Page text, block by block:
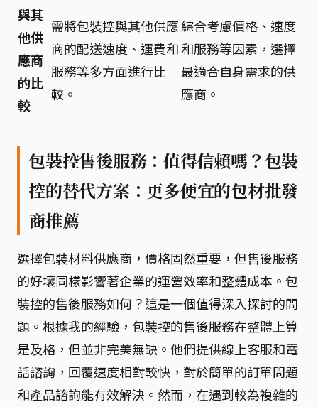
與其
他供
應商
的比
較
需將包裝控與其他供應
商的配送速度、運費和
服務等多方面進行比
較。
綜合考慮價格、速度
和服務等因素，選擇
最適合自身需求的供
應商。
包裝控售後服務：值得信賴嗎？包裝
控的替代方案：更多便宜的包材批發
商推薦
選擇包裝材料供應商，價格固然重要，但售後服務
的好壞同樣影響著企業的運營效率和整體成本。包
裝控的售後服務如何？這是一個值得深入探討的問
題。根據我的經驗，包裝控的售後服務在整體上算
是及格，但並非完美無缺。他們提供線上客服和電
話諮詢，回覆速度相對較快，對於簡單的訂單問題
和產品諮詢能有效解決。然而，在遇到較為複雜的